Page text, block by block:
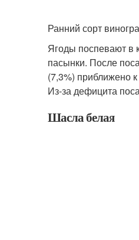
Ранний сорт
Ягоды поспевают в
пасынки. После
(7,3%) приближено
Из-за дефицита
Шасла белая